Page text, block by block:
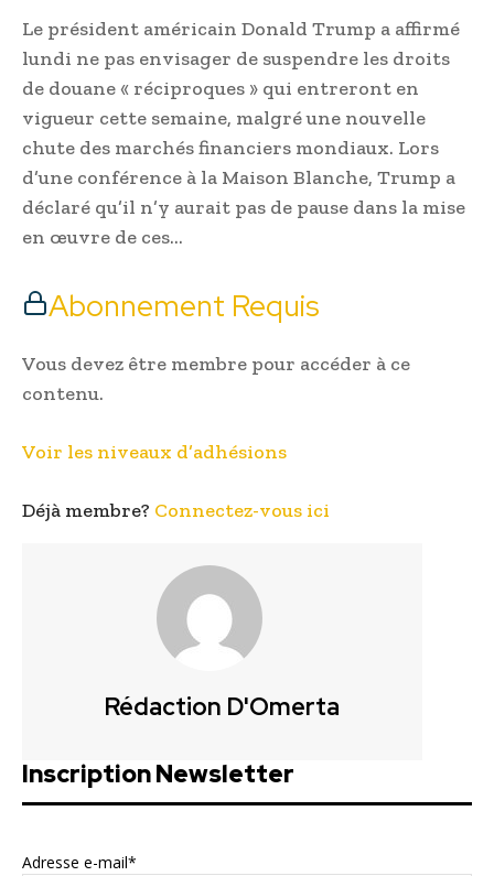
Le président américain Donald Trump a affirmé
lundi ne pas envisager de suspendre les droits
de douane « réciproques » qui entreront en
vigueur cette semaine, malgré une nouvelle
chute des marchés financiers mondiaux. Lors
d’une conférence à la Maison Blanche, Trump a
déclaré qu’il n’y aurait pas de pause dans la mise
en œuvre de ces…
Abonnement Requis
Vous devez être membre pour accéder à ce
contenu.
Voir les niveaux d’adhésions
Déjà membre? Connectez-vous ici
Rédaction D'Omerta
Inscription Newsletter
Adresse e-mail*